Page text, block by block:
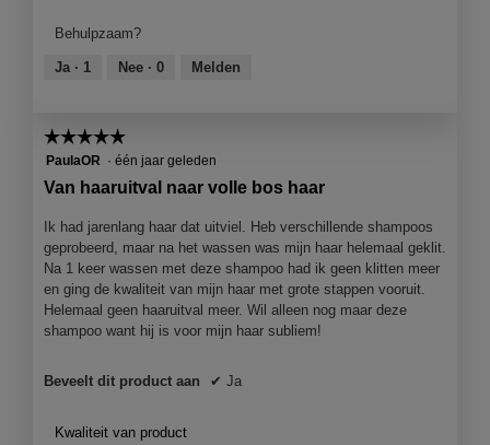
5
van
Behulpzaam?
Ja · 1 Nee · 0 Melden
☆☆☆☆☆
☆☆☆☆☆
5
van
sterren.
PaulaOR · één jaar geleden
Van haaruitval naar volle bos haar
Ik had jarenlang haar dat uitviel. Heb verschillende shampoos
geprobeerd, maar na het wassen was mijn haar helemaal geklit.
Na 1 keer wassen met deze shampoo had ik geen klitten meer
en ging de kwaliteit van mijn haar met grote stappen vooruit.
Helemaal geen haaruitval meer. Wil alleen nog maar deze
shampoo want hij is voor mijn haar subliem!
Beveelt dit product aan ✔ Ja
Kwaliteit van product